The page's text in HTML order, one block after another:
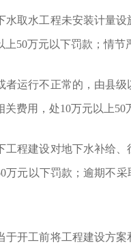
取水工程未安装计量设
上50万元以下罚款；情
者运行不正常的，由县
关费用，处10万元以上
程建设对地下水补给、
万元以下罚款；逾期不
于开工前将工程建设方